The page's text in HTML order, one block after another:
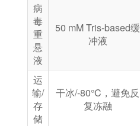
病
毒
重
悬
液
50 mM Tris-based缓
冲液
运
输/
存
储
干冰/-80°C，避免反
复冻融